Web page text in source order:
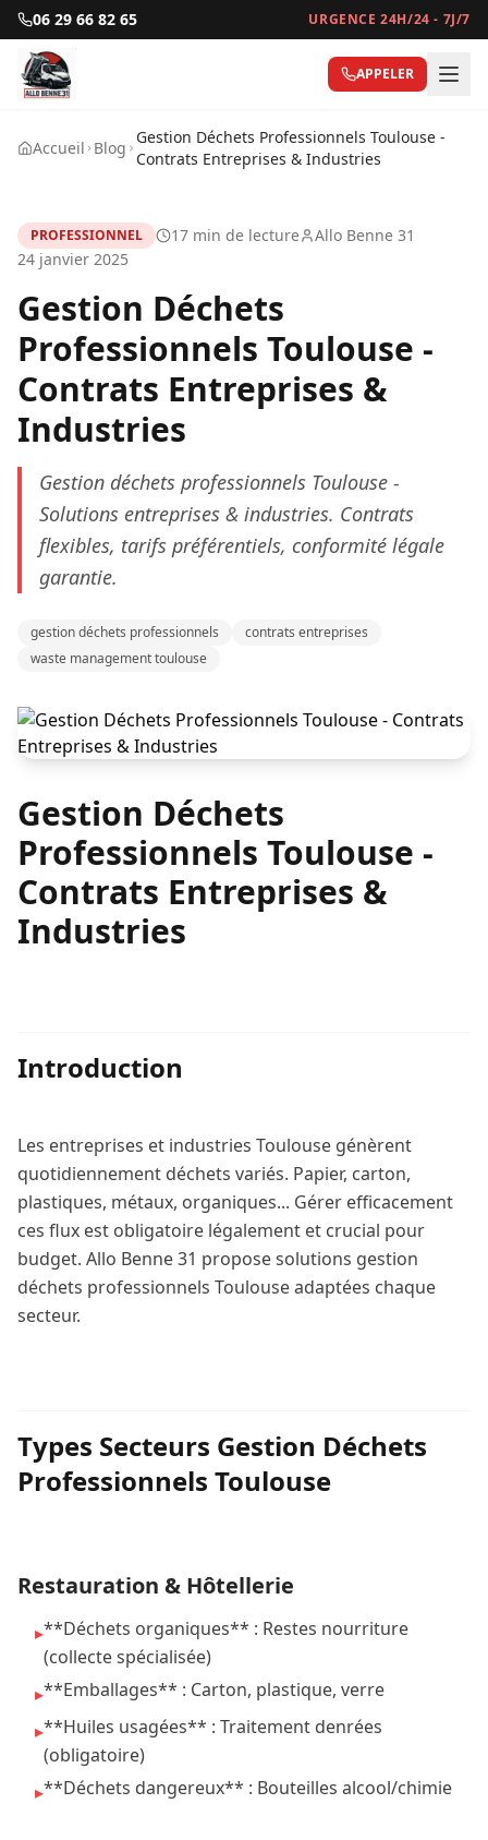
06 29 66 82 65 URGENCE 24H/24 - 7J/7
APPELER
Accueil Blog
Gestion Déchets Professionnels Toulouse -
Contrats Entreprises & Industries
PROFESSIONNEL 17 min de lecture
Allo Benne 31
24 janvier 2025
Gestion Déchets
Professionnels Toulouse -
Contrats Entreprises &
Industries
Gestion déchets professionnels Toulouse -
Solutions entreprises & industries. Contrats
flexibles, tarifs préférentiels, conformité légale
garantie.
gestion déchets professionnels
contrats entreprises
waste management toulouse
Gestion Déchets
Professionnels Toulouse -
Contrats Entreprises &
Industries
Introduction
Les entreprises et industries Toulouse génèrent
quotidiennement déchets variés. Papier, carton,
plastiques, métaux, organiques... Gérer efficacement
ces flux est obligatoire légalement et crucial pour
budget. Allo Benne 31 propose solutions gestion
déchets professionnels Toulouse adaptées chaque
secteur.
Types Secteurs Gestion Déchets
Professionnels Toulouse
Restauration & Hôtellerie
▸**Déchets organiques** : Restes nourriture
(collecte spécialisée)
▸**Emballages** : Carton, plastique, verre
▸**Huiles usagées** : Traitement denrées
(obligatoire)
▸**Déchets dangereux** : Bouteilles alcool/chimie